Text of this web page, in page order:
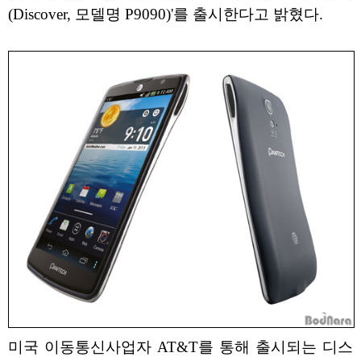
(Discover, 모델명 P9090)'를 출시한다고 밝혔다.
미국 이동통신사업자 AT&T를 통해 출시되는 디스